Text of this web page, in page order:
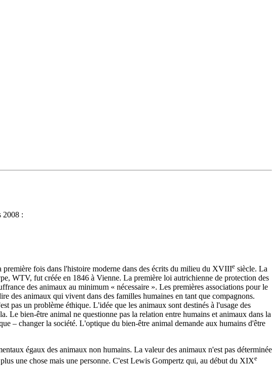
2008 :
fois dans l'histoire moderne dans des écrits du milieu du XVIIIe siècle. La
WTV, fut créée en 1846 à Vienne. La première loi autrichienne de protection des
des animaux au minimum « nécessaire ». Les premières associations pour le
des animaux qui vivent dans des familles humaines en tant que compagnons.
pas un problème éthique. L'idée que les animaux sont destinés à l'usage des
Le bien-être animal ne questionne pas la relation entre humains et animaux dans la
– changer la société. L'optique du bien-être animal demande aux humains d'être
égaux des animaux non humains. La valeur des animaux n'est pas déterminée
une chose mais une personne. C'est Lewis Gompertz qui, au début du XIXe